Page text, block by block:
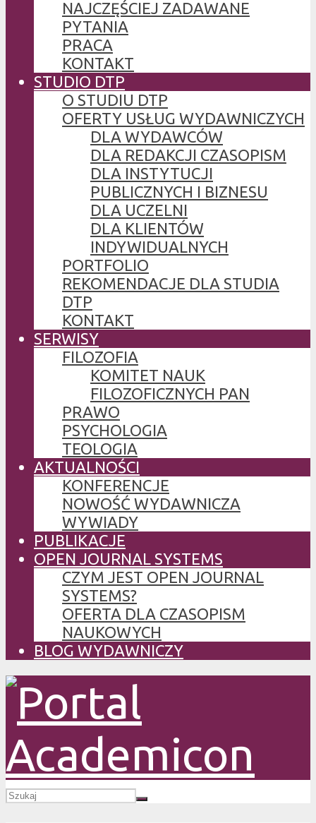
NAJCZĘŚCIEJ ZADAWANE
PYTANIA
PRACA
KONTAKT
STUDIO DTP
O STUDIU DTP
OFERTY USŁUG WYDAWNICZYCH
DLA WYDAWCÓW
DLA REDAKCJI CZASOPISM
DLA INSTYTUCJI
PUBLICZNYCH I BIZNESU
DLA UCZELNI
DLA KLIENTÓW
INDYWIDUALNYCH
PORTFOLIO
REKOMENDACJE DLA STUDIA
DTP
KONTAKT
SERWISY
FILOZOFIA
KOMITET NAUK
FILOZOFICZNYCH PAN
PRAWO
PSYCHOLOGIA
TEOLOGIA
AKTUALNOŚCI
KONFERENCJE
NOWOŚĆ WYDAWNICZA
WYWIADY
PUBLIKACJE
OPEN JOURNAL SYSTEMS
CZYM JEST OPEN JOURNAL
SYSTEMS?
OFERTA DLA CZASOPISM
NAUKOWYCH
BLOG WYDAWNICZY